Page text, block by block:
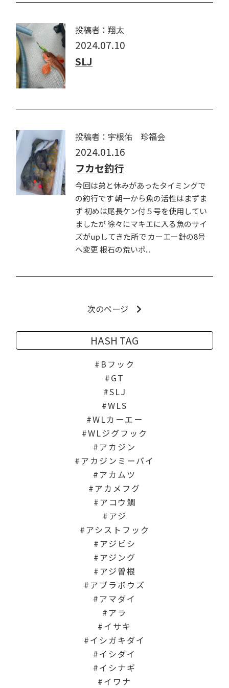
投稿者：翔太
2024.07.10
SLJ
投稿者：宇根佑 珍福会
2024.01.16
フカセ釣行
今回は弟と休みがあったタイミングで
の釣行です 朝一から魚の活性はまずま
ず 初めは尾長ケン付５号を使用してい
ましたが 徐々にマキエに入る魚のサイ
ズがupしてきた所で カーエー針の8号
へ変更 根石の荒いポ...
次のページ
HASH TAG
Bフック
GT
SLJ
WLS
WLカーエー
WLジグフック
アカジン
アカジンミーバイ
アカムツ
アカメフグ
アコウ鯛
アジ
アシストフック
アジビシ
アジング
アジ曽根
アブラボウズ
アマダイ
アラ
イサキ
イシガキダイ
イシダイ
イシナギ
イワナ